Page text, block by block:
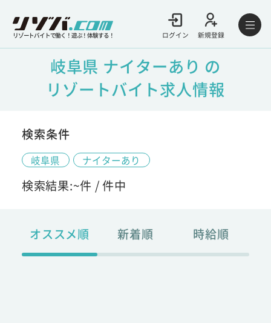
リゾートバイトで働く！遊ぶ！体験する！ ログイン 新規登録
岐阜県 ナイターあり の
リゾートバイト求人情報
検索条件
岐阜県 ナイターあり
検索結果:~件 /件中
オススメ順 新着順 時給順